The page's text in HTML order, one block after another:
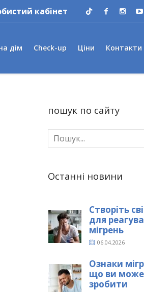
кабінет
дім Check-up Ціни Контакти
пошук по сайту
Останні новини
Створіть
для
мігрень
06.04.2026
Ознаки
що ви
зробити